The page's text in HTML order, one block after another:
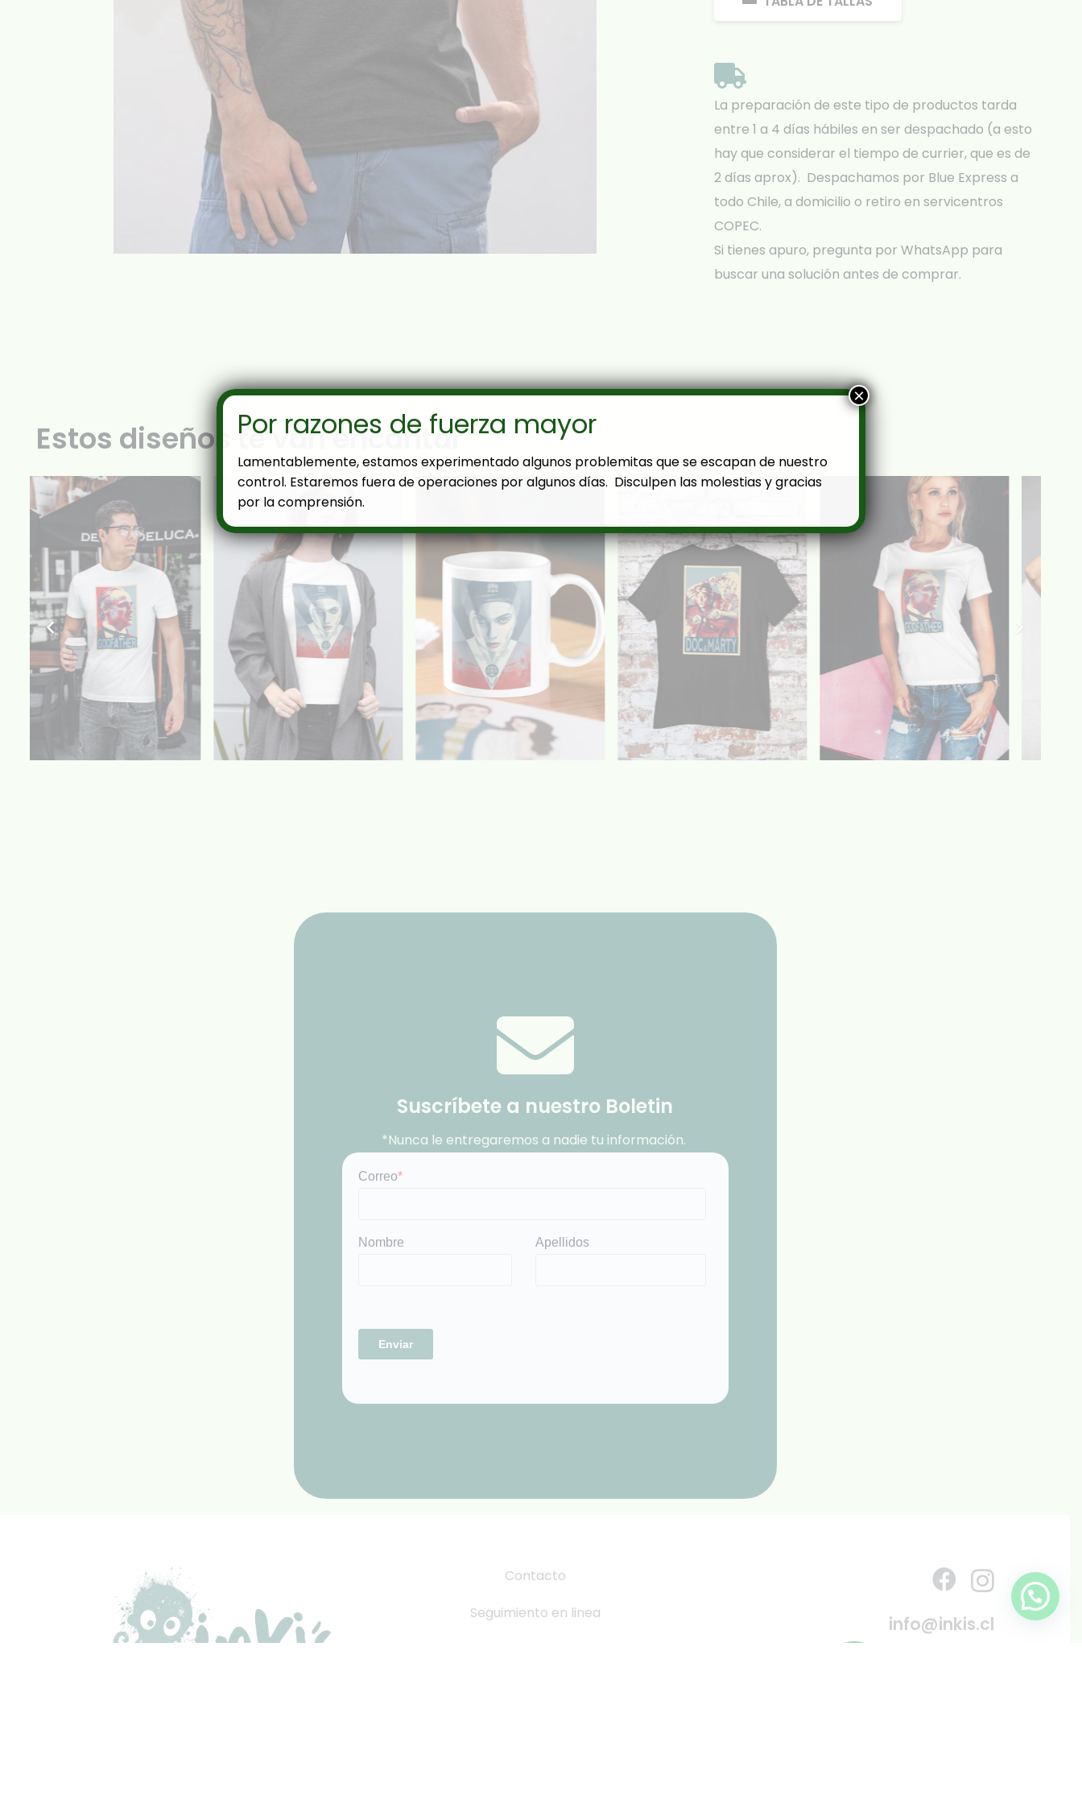
La preparación de este tipo de productos tarda
entre 1 a 4 días hábiles en ser despachado (a esto
hay que considerar el tiempo de currier, que es de
2 días aprox). Despachamos por Blue Express a
todo Chile, a domicilio o retiro en servicentros
COPEC.
Si tienes apuro, pregunta por WhatsApp para
buscar una solución antes de comprar.
Estos diseños te van encantar
Suscríbete a nuestro Boletin
*Nunca le entregaremos a nadie tu información.
Contacto
Seguimiento en linea
info@inkis.cl
Por razones de fuerza mayor
Lamentablemente, estamos experimentado algunos problemitas que se escapan de nuestro
control. Estaremos fuera de operaciones por algunos días. Disculpen las molestias y gracias
por la comprensión.
×